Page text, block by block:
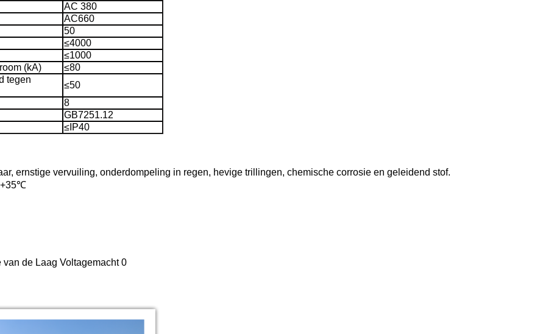
AC 380
AC660
50
≤4000
≤1000
(kA)
≤80
tegen
≤50
8
GB7251.12
≤IP40
ernstige vervuiling, onderdompeling in regen, hevige trillingen, chemische corrosie en geleidend stof.